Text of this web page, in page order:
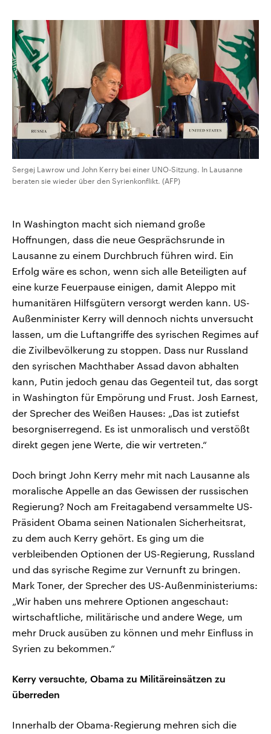
Sergej Lawrow und John Kerry bei einer UNO-Sitzung. In Lausanne
beraten sie wieder über den Syrienkonflikt. (AFP)
In Washington macht sich niemand große
Hoffnungen, dass die neue Gesprächsrunde in
Lausanne zu einem Durchbruch führen wird. Ein
Erfolg wäre es schon, wenn sich alle Beteiligten auf
eine kurze Feuerpause einigen, damit Aleppo mit
humanitären Hilfsgütern versorgt werden kann. US-
Außenminister Kerry will dennoch nichts unversucht
lassen, um die Luftangriffe des syrischen Regimes auf
die Zivilbevölkerung zu stoppen. Dass nur Russland
den syrischen Machthaber Assad davon abhalten
kann, Putin jedoch genau das Gegenteil tut, das sorgt
in Washington für Empörung und Frust. Josh Earnest,
der Sprecher des Weißen Hauses: „Das ist zutiefst
besorgniserregend. Es ist unmoralisch und verstößt
direkt gegen jene Werte, die wir vertreten.“
Doch bringt John Kerry mehr mit nach Lausanne als
moralische Appelle an das Gewissen der russischen
Regierung? Noch am Freitagabend versammelte US-
Präsident Obama seinen Nationalen Sicherheitsrat,
zu dem auch Kerry gehört. Es ging um die
verbleibenden Optionen der US-Regierung, Russland
und das syrische Regime zur Vernunft zu bringen.
Mark Toner, der Sprecher des US-Außenministeriums:
„Wir haben uns mehrere Optionen angeschaut:
wirtschaftliche, militärische und andere Wege, um
mehr Druck ausüben zu können und mehr Einfluss in
Syrien zu bekommen.“
Kerry versuchte, Obama zu Militäreinsätzen zu
überreden
Innerhalb der Obama-Regierung mehren sich die